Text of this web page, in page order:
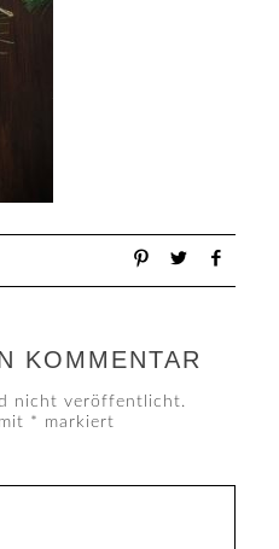
KOMMENTAR
nicht veröffentlicht.
* markiert